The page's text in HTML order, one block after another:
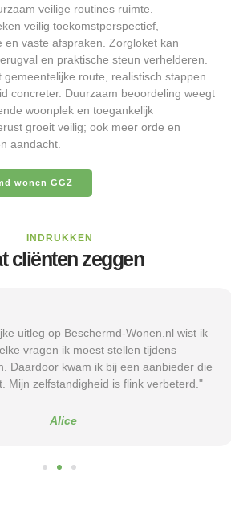
veilige routines ruimte.
veilig toekomstperspectief,
en vaste afspraken. Zorgloket kan
en praktische steun verhelderen.
gemeentelijke route, realistisch stappen
concreter. Duurzaam beoordeling weegt
woonplek en toegankelijk
groeit veilig; ook meer orde en
aandacht.
wonen GGZ
INDRUKKEN
cliënten zeggen
uitleg op Beschermd-Wonen.nl wist ik
vragen ik moest stellen tijdens
Daardoor kwam ik bij een aanbieder die
Mijn zelfstandigheid is flink verbeterd."
Alice